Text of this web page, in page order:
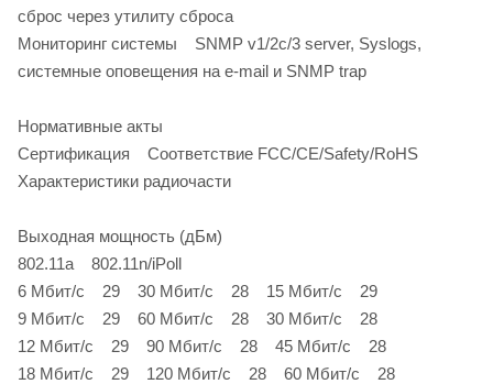
сброс через утилиту сброса
Мониторинг системы SNMP v1/2c/3 server, Syslogs,
системные оповещения на e-mail и SNMP trap
Нормативные акты
Сертификация Соответствие FCC/CE/Safety/RoHS
Характеристики радиочасти
Выходная мощность (дБм)
802.11a 802.11n/iPoll
6 Мбит/c 29 30 Мбит/c 28 15 Мбит/c 29
9 Мбит/c 29 60 Мбит/c 28 30 Мбит/c 28
12 Мбит/c 29 90 Мбит/c 28 45 Мбит/c 28
18 Мбит/c 29 120 Мбит/c 28 60 Мбит/c 28